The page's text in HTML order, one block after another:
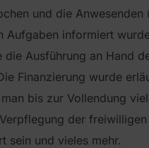
und die Anwesenden
Aufgaben informiert
die Ausführung an Hand
Finanzierung wurde
bis zur Vollendung
der
sein und vieles mehr.